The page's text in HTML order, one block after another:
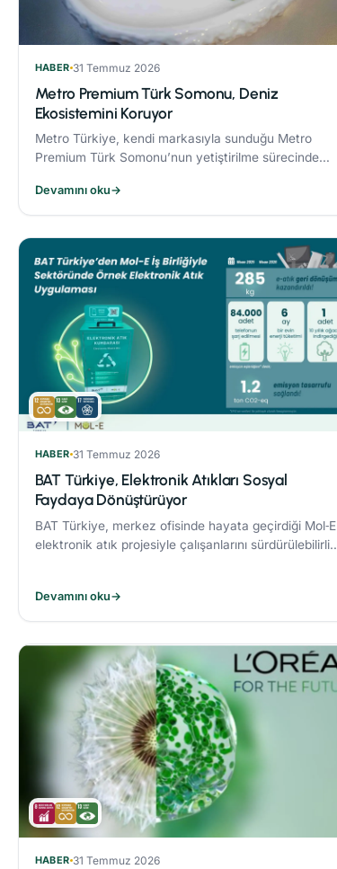
HABER 31 Temmuz 2026
Metro Premium Türk Somonu, Deniz
Ekosistemini Koruyor
Metro Türkiye, kendi markasıyla sunduğu Metro
Premium Türk Somonu’nun yetiştirilme sürecinde
uyguluyor.
Devamını oku→
HABER 31 Temmuz 2026
BAT Türkiye, Elektronik Atıkları Sosyal
Faydaya Dönüştürüyor
BAT Türkiye, merkez ofisinde hayata geçirdiği Mol‑E
elektronik atık projesiyle çalışanlarını sürdürülebilirlik
Devamını oku→
HABER 31 Temmuz 2026